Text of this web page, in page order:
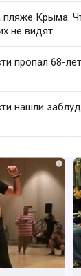
пляже Крыма:
не видят...
пропал 68-
нашли
i